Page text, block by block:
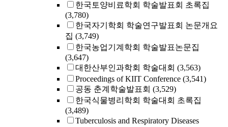
한국토양비료학회 학술발표회 초록집
(3,780)
한국자기학회 학술연구발표회 논문개요
집 (3,749)
한국농업기계학회 학술발표논문집
(3,647)
대한산부인과학회 학술대회 (3,563)
Proceedings of KIIT Conference (3,541)
공동 춘계학술발표회 (3,529)
한국식물병리학회 학술대회 초록집
(3,489)
Tuberculosis and Respiratory Diseases